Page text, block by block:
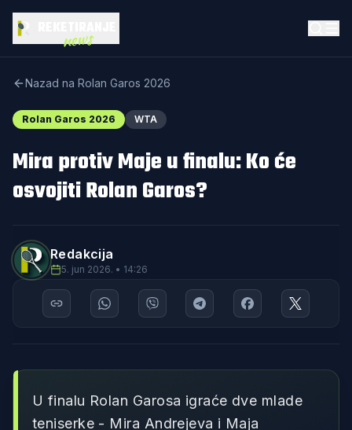
news
Nazad na Rolan Garos 2026
Rolan Garos 2026 WTA
Mira protiv Maje u finalu: Ko će
osvojiti Rolan Garos?
Redakcija
5. jun 2026. • 14:26
U finalu Rolan Garosa igraće dve mlade
teniserke - Mira Andrejeva i Maja